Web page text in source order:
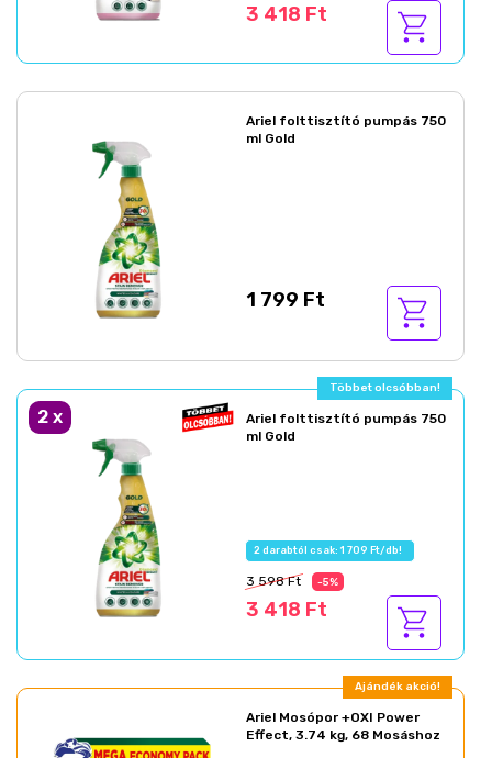
3 418 Ft
Ariel folttisztító pumpás 750
ml Gold
1 799 Ft
Többet olcsóbban!
2 x
Ariel folttisztító pumpás 750
ml Gold
2 darabtól csak: 1 709 Ft/db!
3 598 Ft -5%
3 418 Ft
Ajándék akció!
Ariel Mosópor +OXI Power
Effect, 3.74 kg, 68 Mosáshoz